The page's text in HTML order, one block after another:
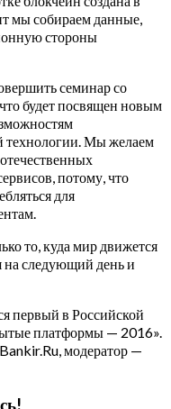
мы собираем данные,
стороны
семинар со
будет посвящен новым
технологии. Мы желаем
потому, что
для
то, куда мир движется
на следующий день и
первый в Российской
платформы — 2016».
модератор —